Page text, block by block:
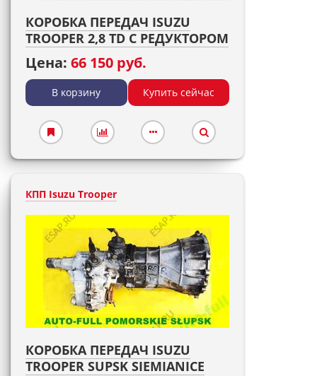
КОРОБКА ПЕРЕДАЧ ISUZU
TROOPER 2,8 TD С РЕДУКТОРОМ
Цена: 66 150 руб.
В корзину Купить сейчас
КПП Isuzu Trooper
КОРОБКА ПЕРЕДАЧ ISUZU
TROOPER SUPSK SIEMIANICE